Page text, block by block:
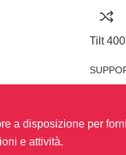
Tilt 400
a disposizione per
e attività.